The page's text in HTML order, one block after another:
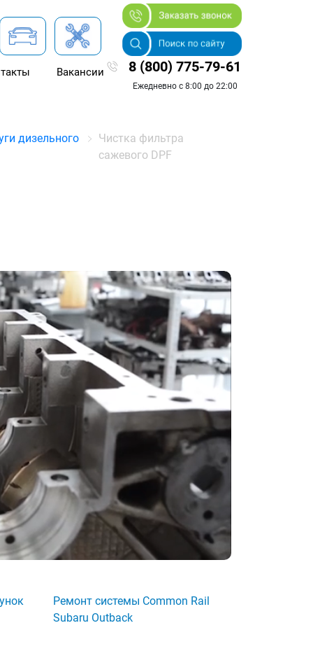
Вакансии 8 (800) 775-79-61
Ежедневно с 8:00 до 22:00
дизельного
Чистка фильтра
сажевого DPF
Ремонт системы Common Rail
Subaru Outback